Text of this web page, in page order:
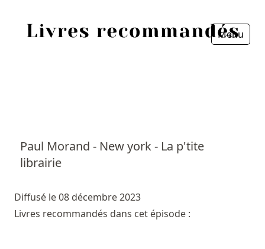
Menu
Paul Morand - New york - La p'tite
librairie
Diffusé le 08 décembre 2023
Livres recommandés dans cet épisode :
Personnes
Livres
Fermer